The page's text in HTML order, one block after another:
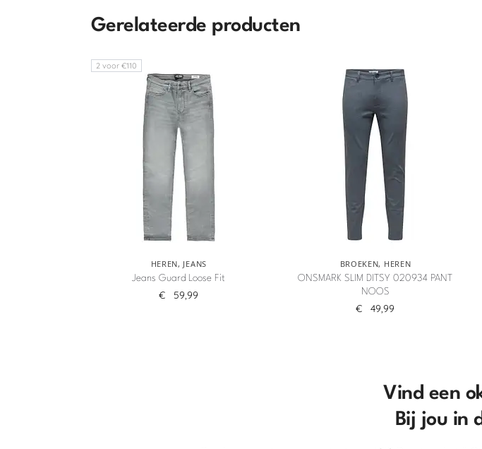
Gerelateerde producten
2 voor €110
HEREN, JEANS
Jeans Guard Loose Fit
€ 59,99
BROEKEN, HEREN
ONSMARK SLIM DITSY 020934 PANT
NOOS
€ 49,99
Vind een
Bij jou in